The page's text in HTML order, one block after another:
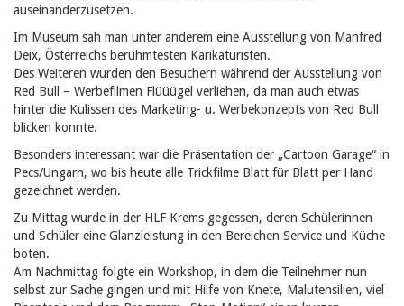
auseinanderzusetzen.
Im Museum sah man unter anderem eine Ausstellung von Manfred
Deix, Österreichs berühmtesten Karikaturisten.
Des Weiteren wurden den Besuchern während der Ausstellung von
Red Bull – Werbefilmen Flüüügel verliehen, da man auch etwas
hinter die Kulissen des Marketing- u. Werbekonzepts von Red Bull
blicken konnte.
Besonders interessant war die Präsentation der „Cartoon Garage“ in
Pecs/Ungarn, wo bis heute alle Trickfilme Blatt für Blatt per Hand
gezeichnet werden.
Zu Mittag wurde in der HLF Krems gegessen, deren Schülerinnen
und Schüler eine Glanzleistung in den Bereichen Service und Küche
boten.
Am Nachmittag folgte ein Workshop, in dem die Teilnehmer nun
selbst zur Sache gingen und mit Hilfe von Knete, Malutensilien, viel